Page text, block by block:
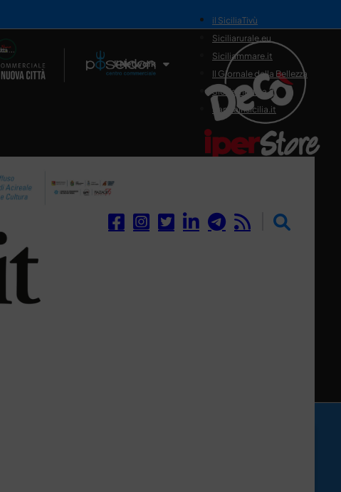
Il Network
il SiciliaTivù
Siciliarurale.eu
Siciliammare.it
Il Giornale della Bellezza
Siciliamedica.it
Sanitainsicilia.it